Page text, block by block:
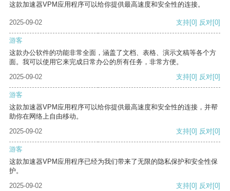
这款加速器VPM应用程序可以给你提供最高速度和安全性的连接。
2025-09-02 支持[0] 反对[0]
游客
这款办公软件的功能非常全面，涵盖了文档、表格、演示文稿等各个方
面。我可以使用它来完成日常办公的所有任务，非常方便。
2025-09-02
支持[0] 反对[0]
游客
这款加速器VPM应用程序可以给你提供最高速度和安全性的连接，并帮
助你在网络上自由移动。
2025-09-02
支持[0] 反对[0]
游客
这款加速器VPM应用程序已经为我们带来了无限的隐私保护和安全性保
护。
2025-09-02
支持[0] 反对[0]